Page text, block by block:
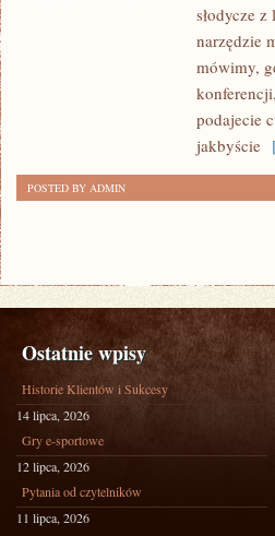
DOSKONAŁY
PROMOCJĘ
słodycze
narzędzie
mówimy,
podajecie
jakbyście
POSTED BY ADMIN
Ostatnie wpisy
Historie Klientów i Sukcesy
14 lipca, 2026
Gry e-sportowe
12 lipca, 2026
Pytania od czytelników
11 lipca, 2026